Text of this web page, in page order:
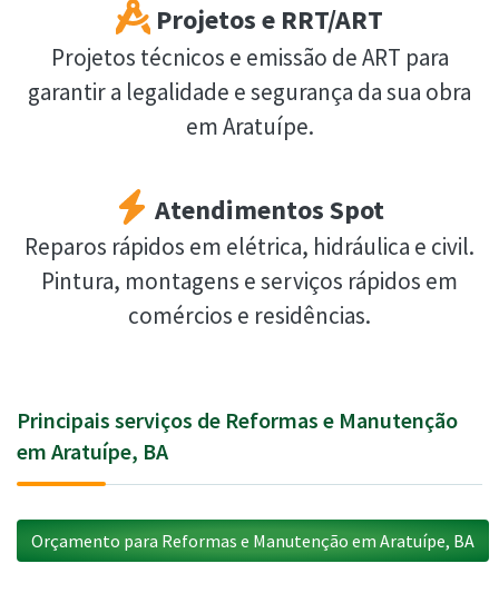
Projetos e RRT/ART
Projetos técnicos e emissão de ART para
garantir a legalidade e segurança da sua obra
em Aratuípe.
Atendimentos Spot
Reparos rápidos em elétrica, hidráulica e civil.
Pintura, montagens e serviços rápidos em
comércios e residências.
Principais serviços de Reformas e Manutenção
em Aratuípe, BA
Orçamento para Reformas e Manutenção em Aratuípe, BA